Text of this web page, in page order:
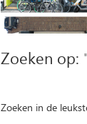
Zoeken op:
Zoeken in de